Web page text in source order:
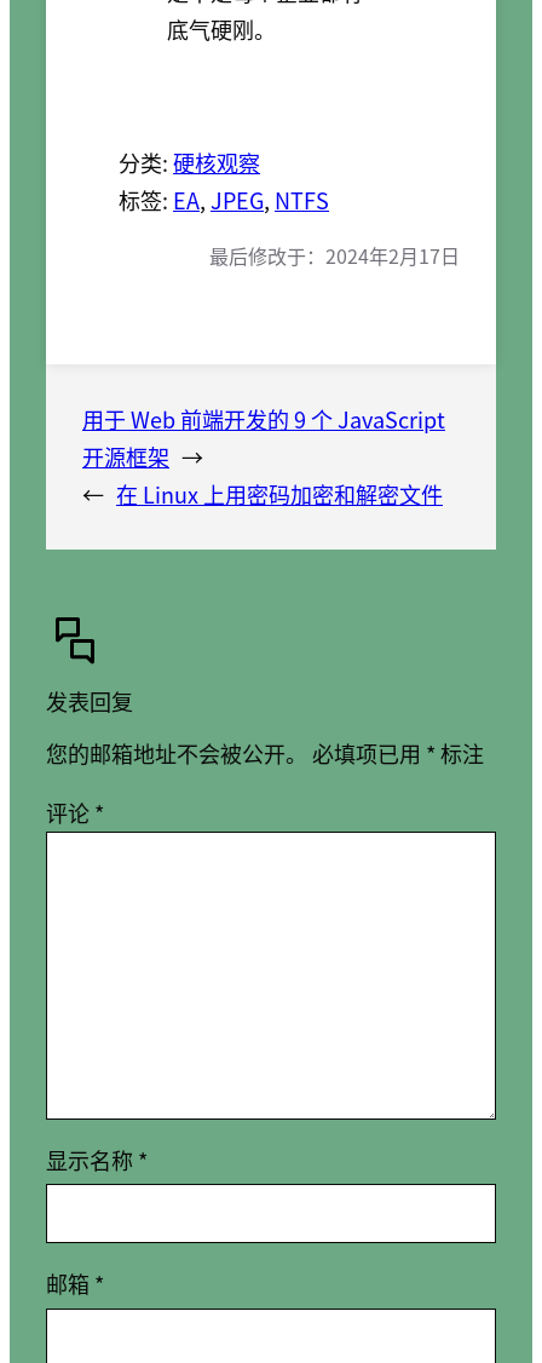
底气硬刚。
分类:硬核观察
标签: EA, JPEG, NTFS
最后修改于： 2024年2月17日
用于 Web 前端开发的 9 个 JavaScript
开源框架 →
← 在 Linux 上用密码加密和解密文件
发表回复
您的邮箱地址不会被公开。
必填项已用 *标注
评论*
显示名称 *
邮箱 *